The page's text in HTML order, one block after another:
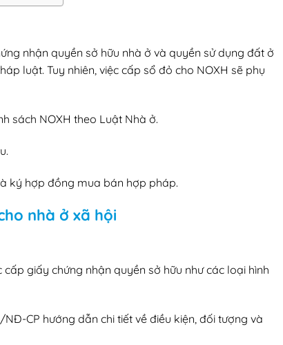
nhận quyền sở hữu nhà ở và quyền sử dụng đất ở
luật. Tuy nhiên, việc cấp sổ đỏ cho NOXH sẽ phụ
sách NOXH theo Luật Nhà ở.
ký hợp đồng mua bán hợp pháp.
nhà ở xã hội
giấy chứng nhận quyền sở hữu như các loại hình
CP hướng dẫn chi tiết về điều kiện, đối tượng và